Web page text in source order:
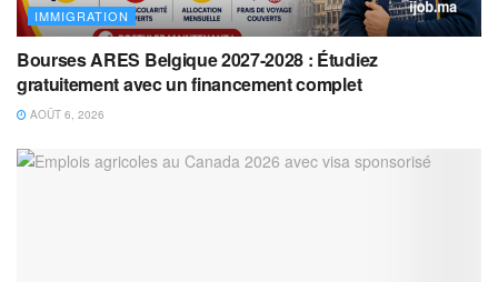
IMMIGRATION
Bourses ARES Belgique 2027-2028 : Étudiez
gratuitement avec un financement complet
AOÛT 6, 2026